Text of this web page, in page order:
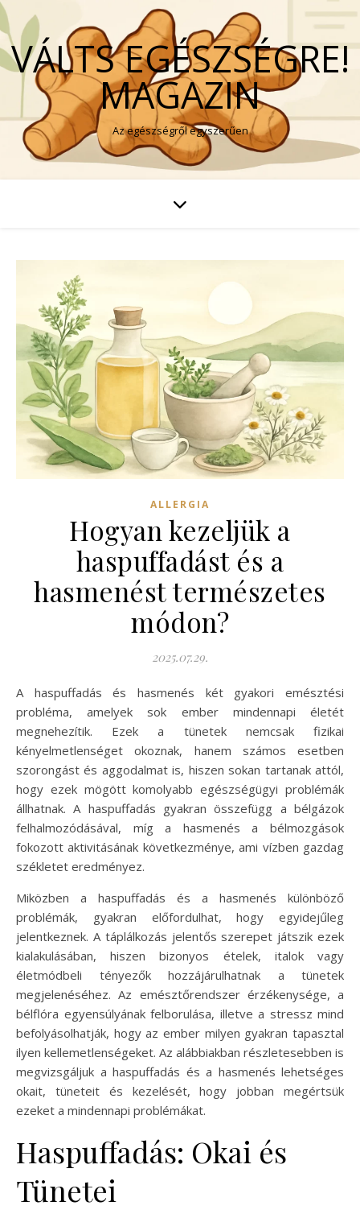
VÁLTS EGÉSZSÉGRE!
MAGAZIN
Az egészségről egyszerűen
ALLERGIA
Hogyan kezeljük a
haspuffadást és a
hasmenést természetes
módon?
2025.07.29.
A haspuffadás és hasmenés két gyakori emésztési
probléma, amelyek sok ember mindennapi életét
megnehezítik. Ezek a tünetek nemcsak fizikai
kényelmetlenséget okoznak, hanem számos esetben
szorongást és aggodalmat is, hiszen sokan tartanak attól,
hogy ezek mögött komolyabb egészségügyi problémák
állhatnak. A haspuffadás gyakran összefügg a bélgázok
felhalmozódásával, míg a hasmenés a bélmozgások
fokozott aktivitásának következménye, ami vízben gazdag
székletet eredményez.
Miközben a haspuffadás és a hasmenés különböző
problémák, gyakran előfordulhat, hogy egyidejűleg
jelentkeznek. A táplálkozás jelentős szerepet játszik ezek
kialakulásában, hiszen bizonyos ételek, italok vagy
életmódbeli tényezők hozzájárulhatnak a tünetek
megjelenéséhez. Az emésztőrendszer érzékenysége, a
bélflóra egyensúlyának felborulása, illetve a stressz mind
befolyásolhatják, hogy az ember milyen gyakran tapasztal
ilyen kellemetlenségeket. Az alábbiakban részletesebben is
megvizsgáljuk a haspuffadás és a hasmenés lehetséges
okait, tüneteit és kezelését, hogy jobban megértsük
ezeket a mindennapi problémákat.
Haspuffadás: Okai és
Tünetei